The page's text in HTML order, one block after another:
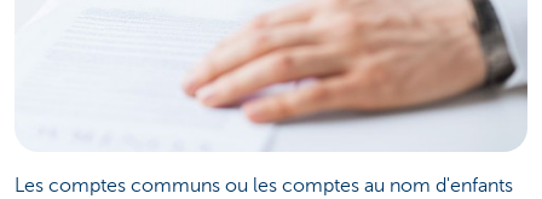
Les comptes communs ou les comptes au nom d'enfants